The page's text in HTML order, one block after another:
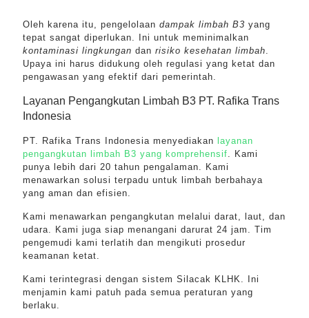
Oleh karena itu, pengelolaan dampak limbah B3 yang
tepat sangat diperlukan. Ini untuk meminimalkan
kontaminasi lingkungan dan risiko kesehatan limbah.
Upaya ini harus didukung oleh regulasi yang ketat dan
pengawasan yang efektif dari pemerintah.
Layanan Pengangkutan Limbah B3 PT. Rafika Trans
Indonesia
PT. Rafika Trans Indonesia menyediakan
layanan
pengangkutan limbah B3 yang komprehensif. Kami
punya lebih dari 20 tahun pengalaman. Kami
menawarkan solusi terpadu untuk limbah berbahaya
yang aman dan efisien.
Kami menawarkan pengangkutan melalui darat, laut, dan
udara. Kami juga siap menangani darurat 24 jam. Tim
pengemudi kami terlatih dan mengikuti prosedur
keamanan ketat.
Kami terintegrasi dengan sistem Silacak KLHK. Ini
menjamin kami patuh pada semua peraturan yang
berlaku.